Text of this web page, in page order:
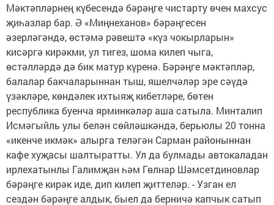
Мәктәпләрнең күбесендә бәрәңге чистарту өчен махсус
җиһазлар бар. Ә «Миңнеханов» бәрәңгесен
әзерләгәндә, өстәмә рәвештә «күз чокырларын»
кисәргә кирәкми, ул тигез, шома килеп чыга,
өстәлләрдә дә бик матур күренә. Бәрәңге мәктәпләр,
балалар бакчаларыннан тыш, яшелчәләр эре сәүдә
үзәкләре, көндәлек ихтыяҗ кибетләре, бөтен
республика буенча ярминкәләр аша сатыла. Минталип
Исмәгыйль улы белән сөйләшкәндә, берьюлы 20 тонна
«икенче икмәк» алырга теләгән Сарман районыннан
кафе хуҗасы шалтыратты. Ул да булмады автокаладан
ирлехатынлы Галимҗан һәм Гөлнар Шәмсетдиновлар
бәрәңге кирәк иде, дип килеп җиттеләр. - Узган ел
сездән бәрәңге алдык, быел да берничә капчык сатып